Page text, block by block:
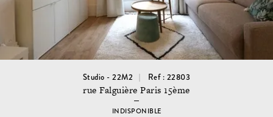
Studio - 22M2 Ref : 22803
rue Falguière Paris 15ème
INDISPONIBLE